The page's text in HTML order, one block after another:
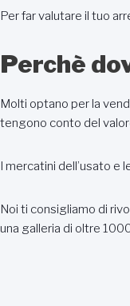
Per far valutare il tuo
Perchè
Molti optano per la
tengono conto del
I mercatini dell’usato e
Noi ti consigliamo di
una galleria di oltre